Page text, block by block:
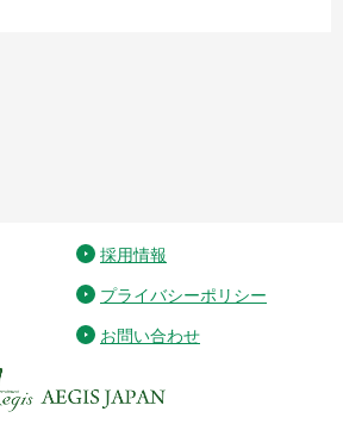
採用情報
プライバシーポリシー
お問い合わせ